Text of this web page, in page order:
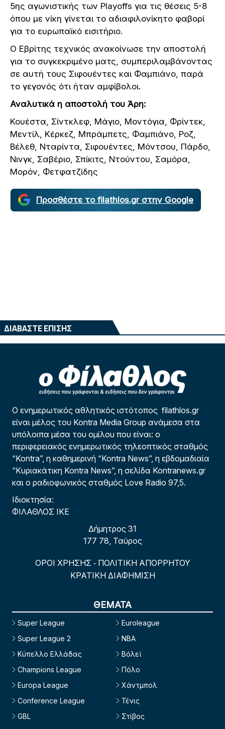
5ης αγωνιστικής των Playoffs για τις θέσεις 5-8
όπου με νίκη γίνεται το αδιαφιλονίκητο φαβορί
για το ευρωπαϊκό εισιτήριο.
Ο Εβρίτης τεχνικός ανακοίνωσε την αποστολή
για το συγκεκριμένο ματς, συμπεριλαμβάνοντας
σε αυτή τους Σιφουέντες και Φαμπιάνο, παρά
το γεγονός ότι ήταν αμφίβολοι.
Αναλυτικά η αποστολή του Άρη:
Κουέστα, Σίντκλεφ, Μάγιο, Μοντόγια, Φρίντεκ,
Μεντίλ, Κέρκεζ, Μπράμπετς, Φαμπιάνο, Ροζ,
Βέλεθ, Νταρίντα, Σιφουέντες, Μόντσου, Πάρδο,
Νινγκ, Σαβέριο, Σπίκιτς, Ντούντου, Σαμόρα,
Μορόν, Φετφατζίδης
Προσθέστε το filathlos.gr στην Google
ΔΙΑΒΑΣΤΕ ΕΠΙΣΗΣ
Ο ενημερωτικός αθλητικός ιστότοπος filathlos.gr
είναι μέλος του Kontra Media Group ανάμεσα στα
υπόλοιπα μέσα του ομίλου που είναι: ο
περιφερειακός ενημερωτικός τηλεοπτικός σταθμός
“Kontra”, η καθημερινή “Kontra News”, η εβδομαδιαία
“Κυριακάτικη Kontra News”, η σελίδα Kontranews.gr
και ο ραδιοφωνικός σταθμός Love Radio 97,5.
Ιδιοκτησία:
ΦΙΛΑΘΛΟΣ ΙΚΕ
Δήμητρος 31
177 78, Ταύρος
ΟΡΟΙ ΧΡΗΣΗΣ - ΠΟΛΙΤΙΚΗ ΑΠΟΡΡΗΤΟΥ
ΚΡΑΤΙΚΗ ΔΙΑΦΗΜΙΣΗ
ΘΕΜΑΤΑ
Super League
Super League 2
Κύπελλο Ελλάδας
Champions League
Europa League
Conference League
GBL
Euroleague
NBA
Βόλεϊ
Πόλο
Χάντμπολ
Τένις
Στίβος